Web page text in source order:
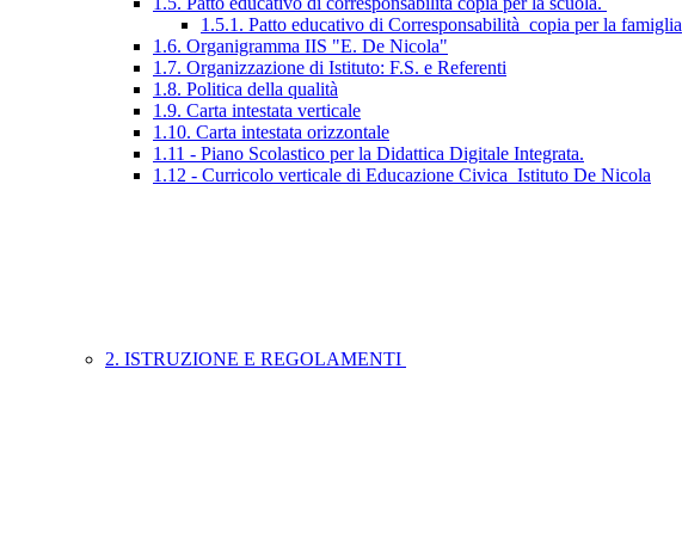
1.5.1. Patto educativo di Corresponsabilità_copia per la famiglia
1.6. Organigramma IIS "E. De Nicola"
1.7. Organizzazione di Istituto: F.S. e Referenti
1.8. Politica della qualità
1.9. Carta intestata verticale
1.10. Carta intestata orizzontale
1.11 - Piano Scolastico per la Didattica Digitale Integrata.
1.12 - Curricolo verticale di Educazione Civica_Istituto De Nicola
2. ISTRUZIONE E REGOLAMENTI